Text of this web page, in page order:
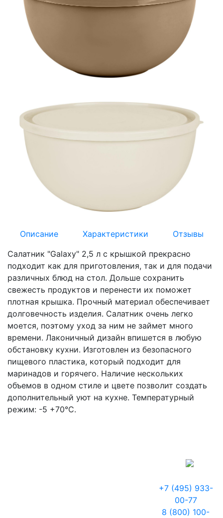
Описание Характеристики
Отзывы
Салатник "Galaxy" 2,5 л с крышкой прекрасно
подходит как для приготовления, так и для подачи
различных блюд на стол. Дольше сохранить
свежесть продуктов и перенести их поможет
плотная крышка. Прочный материал обеспечивает
долговечность изделия. Салатник очень легко
моется, поэтому уход за ним не займет много
времени. Лаконичный дизайн впишется в любую
обстановку кухни. Изготовлен из безопасного
пищевого пластика, который подходит для
маринадов и горячего. Наличие нескольких
объемов в одном стиле и цвете позволит создать
дополнительный уют на кухне. Температурный
режим: -5 +70°С.
+7 (495) 933-
00-77
8 (800) 100-